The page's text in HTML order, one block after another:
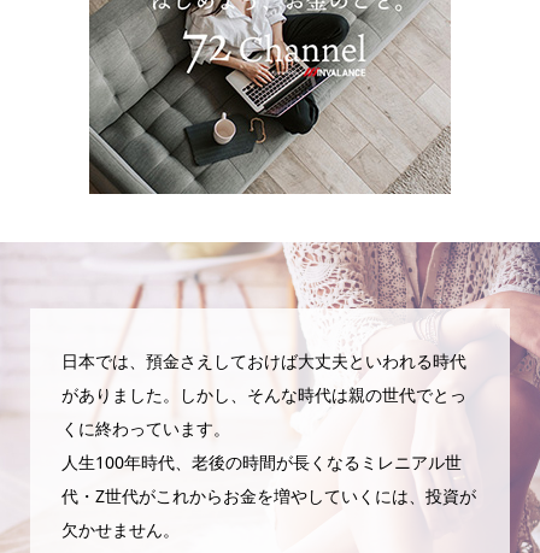
日本では、預金さえしておけば大丈夫といわれる時代
がありました。しかし、そんな時代は親の世代でとっ
くに終わっています。
人生100年時代、老後の時間が長くなるミレニアル世
代・Z世代がこれからお金を増やしていくには、投資が
欠かせません。